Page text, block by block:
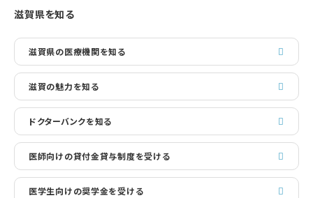
滋賀県を知る
滋賀県の医療機関を知る
滋賀の魅力を知る
ドクターバンクを知る
医師向けの貸付金貸与制度を受ける
医学生向けの奨学金を受ける